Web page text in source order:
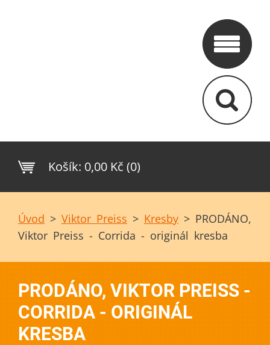
Košík: 0,00 Kč (0)
Úvod > Viktor Preiss > Kresby > PRODÁNO,
Viktor Preiss - Corrida - originál kresba
PRODÁNO, VIKTOR PREISS -
CORRIDA - ORIGINÁL
KRESBA